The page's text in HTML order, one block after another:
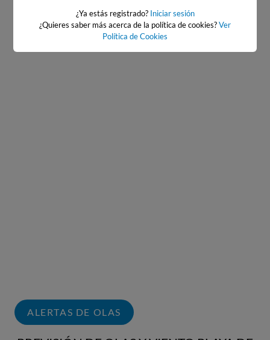
ALERTAS DE OLAS
¿Ya estás registrado? Iniciar sesión
¿Quieres saber más acerca de la política de cookies?Ver
Política de Cookies